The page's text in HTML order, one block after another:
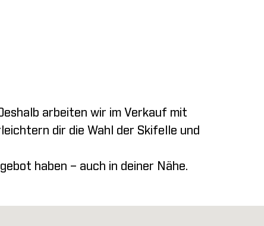
arbeiten wir im Verkauf mit
dir die Wahl der Skifelle und
haben – auch in deiner Nähe.